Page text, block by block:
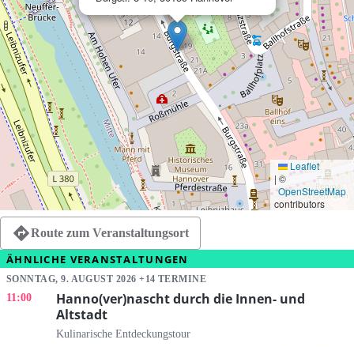
Leaflet
| ©
OpenStreetMap
contributors
Route zum Veranstaltungsort
ÄHNLICHE VERANSTALTUNGEN
SONNTAG, 9. AUGUST 2026 +14 TERMINE
11:00
Hanno(ver)nascht durch die Innen- und
Altstadt
Kulinarische Entdeckungstour